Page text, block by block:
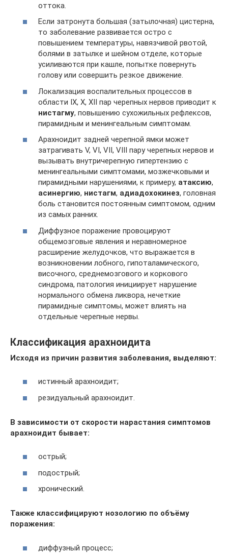
оттока.
Если затронута большая (затылочная) цистерна,
то заболевание развивается остро с
повышением температуры, навязчивой рвотой,
болями в затылке и шейном отделе, которые
усиливаются при кашле, попытке повернуть
голову или совершить резкое движение.
Локализация воспалительных процессов в
области IX, X, XII пар черепных нервов приводит к
нистагму, повышению сухожильных рефлексов,
пирамидным и менингеальным симптомам.
Арахноидит задней черепной ямки может
затрагивать V, VI, VII, VIII пару черепных нервов и
вызывать внутричерепную гипертензию с
менингеальными симптомами, мозжечковыми и
пирамидными нарушениями, к примеру, атаксию,
асинергию, нистагм, адиадохокинез, головная
боль становится постоянным симптомом, одним
из самых ранних.
Диффузное поражение провоцируют
общемозговые явления и неравномерное
расширение желудочков, что выражается в
возникновении лобного, гипоталамического,
височного, среднемозгового и коркового
синдрома, патология инициирует нарушение
нормального обмена ликвора, нечеткие
пирамидные симптомы, может влиять на
отдельные черепные нервы.
Классификация арахноидита
Исходя из причин развития заболевания, выделяют:
истинный арахноидит;
резидуальный арахноидит.
В зависимости от скорости нарастания симптомов
арахноидит бывает:
острый;
подострый;
хронический.
Также классифицируют нозологию по объёму
поражения:
диффузный процесс;